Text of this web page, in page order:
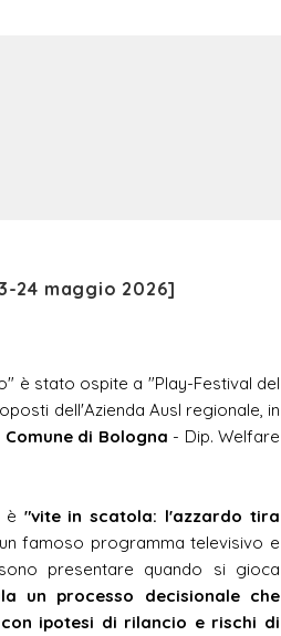
24 maggio 2026]
è stato ospite a "Play-Festival del
dell'Azienda Ausl regionale, in
Comune di Bologna - Dip. Welfare
è "vite in scatola: l'azzardo tira
famoso programma televisivo e
presentare quando si gioca
un processo decisionale che
ipotesi di rilancio e rischi di